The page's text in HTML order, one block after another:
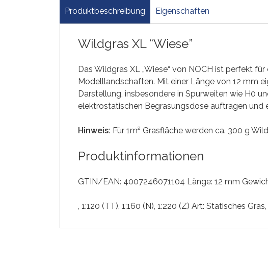
Produktbeschreibung Eigenschaften
Wildgras XL “Wiese”
Das Wildgras XL „Wiese“ von NOCH ist perfekt
Modelllandschaften. Mit einer Länge von 12 mm
Darstellung, insbesondere in Spurweiten wie H0
elektrostatischen Begrasungsdose auftragen und
Hinweis: Für 1m² Grasfläche werden ca. 300 g
Produktinformationen
GTIN/EAN: 4007246071104 Länge: 12 mm
, 1:120 (TT), 1:160 (N), 1:220 (Z) Art: Statisches Gras